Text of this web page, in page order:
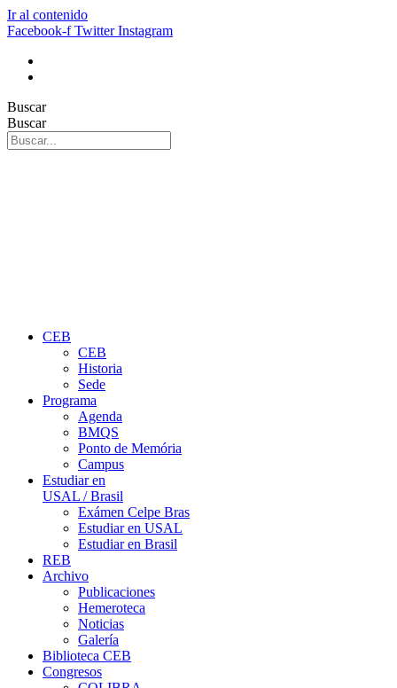
Ir al contenido
Facebook-f Twitter Instagram
Buscar
Buscar
CEB
CEB
Historia
Sede
Programa
Agenda
BMQS
Ponto de Memória
Campus
Estudiar en
USAL / Brasil
Exámen Celpe Bras
Estudiar en USAL
Estudiar en Brasil
REB
Archivo
Publicaciones
Hemeroteca
Noticias
Galería
Biblioteca CEB
Congresos